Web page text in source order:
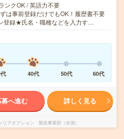
ンクOK / 英語力不要
は事前登録だけでもOK！履歴書不要
登録★氏名・職種などを入力す…
40代 50代 60代
募へ進む 詳しく見る
リアオプション 製造事業部（全国）